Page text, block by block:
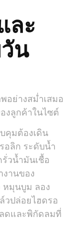
ละ
น
อย่างสม่ำเสมอ
งลูกค้าในไซต์
คุมต้องเดิน
อลิก ระดับน้ำ
วน้ำมันเชื้อ
งานของ
มุนบูม ลอง
วปล่อยไฮดรอ
ดและพิกัดลมที่